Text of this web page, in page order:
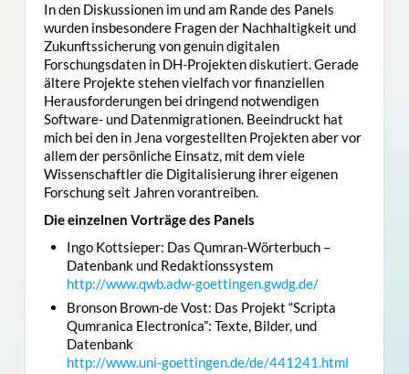
In den Diskussionen im und am Rande des Panels
wurden insbesondere Fragen der Nachhaltigkeit und
Zukunftssicherung von genuin digitalen
Forschungsdaten in DH-Projekten diskutiert. Gerade
ältere Projekte stehen vielfach vor finanziellen
Herausforderungen bei dringend notwendigen
Software- und Datenmigrationen. Beeindruckt hat
mich bei den in Jena vorgestellten Projekten aber vor
allem der persönliche Einsatz, mit dem viele
Wissenschaftler die Digitalisierung ihrer eigenen
Forschung seit Jahren vorantreiben.
Die einzelnen Vorträge des Panels
Ingo Kottsieper: Das Qumran-Wörterbuch –
Datenbank und Redaktionssystem
http://www.qwb.adw-goettingen.gwdg.de/
Bronson Brown-de Vost: Das Projekt “Scripta
Qumranica Electronica”: Texte, Bilder, und
Datenbank
http://www.uni-goettingen.de/de/441241.html